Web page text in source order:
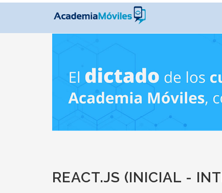
REACT.JS (INICIAL -